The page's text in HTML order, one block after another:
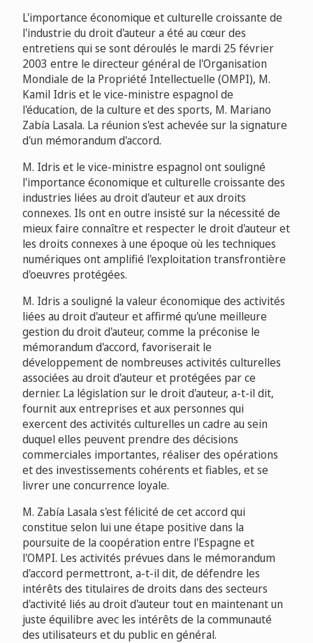
L'importance économique et culturelle croissante de
l'industrie du droit d'auteur a été au cœur des
entretiens qui se sont déroulés le mardi 25 février
2003 entre le directeur général de l'Organisation
Mondiale de la Propriété Intellectuelle (OMPI), M.
Kamil Idris et le vice-ministre espagnol de
l'éducation, de la culture et des sports, M. Mariano
Zabía Lasala. La réunion s'est achevée sur la signature
d'un mémorandum d'accord.
M. Idris et le vice-ministre espagnol ont souligné
l'importance économique et culturelle croissante des
industries liées au droit d'auteur et aux droits
connexes. Ils ont en outre insisté sur la nécessité de
mieux faire connaître et respecter le droit d'auteur et
les droits connexes à une époque où les techniques
numériques ont amplifié l'exploitation transfrontière
d'oeuvres protégées.
M. Idris a souligné la valeur économique des activités
liées au droit d'auteur et affirmé qu'une meilleure
gestion du droit d'auteur, comme la préconise le
mémorandum d'accord, favoriserait le
développement de nombreuses activités culturelles
associées au droit d'auteur et protégées par ce
dernier. La législation sur le droit d'auteur, a-t-il dit,
fournit aux entreprises et aux personnes qui
exercent des activités culturelles un cadre au sein
duquel elles peuvent prendre des décisions
commerciales importantes, réaliser des opérations
et des investissements cohérents et fiables, et se
livrer une concurrence loyale.
M. Zabía Lasala s'est félicité de cet accord qui
constitue selon lui une étape positive dans la
poursuite de la coopération entre l'Espagne et
l'OMPI. Les activités prévues dans le mémorandum
d'accord permettront, a-t-il dit, de défendre les
intérêts des titulaires de droits dans des secteurs
d'activité liés au droit d'auteur tout en maintenant un
juste équilibre avec les intérêts de la communauté
des utilisateurs et du public en général.